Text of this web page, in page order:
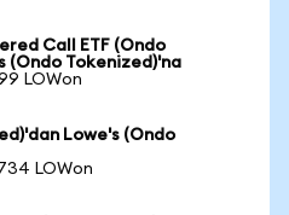
Call ETF (Ondo
(Ondo Tokenized)'na
LOWon
Lowe's (Ondo
LOWon